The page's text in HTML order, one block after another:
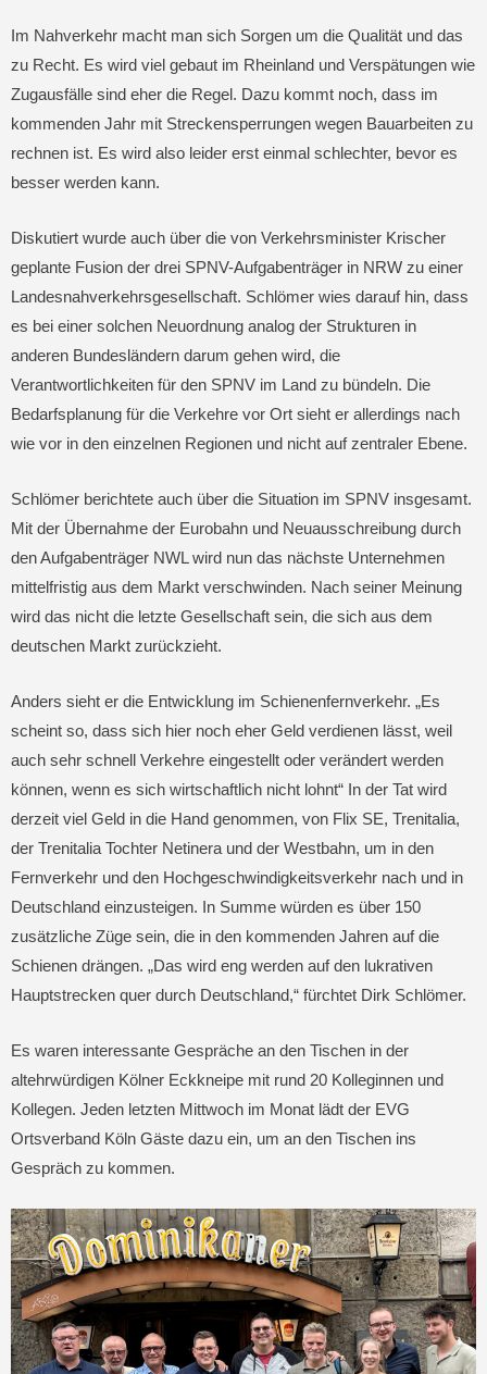
Im Nahverkehr macht man sich Sorgen um die Qualität und das
zu Recht. Es wird viel gebaut im Rheinland und Verspätungen wie
Zugausfälle sind eher die Regel. Dazu kommt noch, dass im
kommenden Jahr mit Streckensperrungen wegen Bauarbeiten zu
rechnen ist. Es wird also leider erst einmal schlechter, bevor es
besser werden kann.
Diskutiert wurde auch über die von Verkehrsminister Krischer
geplante Fusion der drei SPNV-Aufgabenträger in NRW zu einer
Landesnahverkehrsgesellschaft. Schlömer wies darauf hin, dass
es bei einer solchen Neuordnung analog der Strukturen in
anderen Bundesländern darum gehen wird, die
Verantwortlichkeiten für den SPNV im Land zu bündeln. Die
Bedarfsplanung für die Verkehre vor Ort sieht er allerdings nach
wie vor in den einzelnen Regionen und nicht auf zentraler Ebene.
Schlömer berichtete auch über die Situation im SPNV insgesamt.
Mit der Übernahme der Eurobahn und Neuausschreibung durch
den Aufgabenträger NWL wird nun das nächste Unternehmen
mittelfristig aus dem Markt verschwinden. Nach seiner Meinung
wird das nicht die letzte Gesellschaft sein, die sich aus dem
deutschen Markt zurückzieht.
Anders sieht er die Entwicklung im Schienenfernverkehr. „Es
scheint so, dass sich hier noch eher Geld verdienen lässt, weil
auch sehr schnell Verkehre eingestellt oder verändert werden
können, wenn es sich wirtschaftlich nicht lohnt“ In der Tat wird
derzeit viel Geld in die Hand genommen, von Flix SE, Trenitalia,
der Trenitalia Tochter Netinera und der Westbahn, um in den
Fernverkehr und den Hochgeschwindigkeitsverkehr nach und in
Deutschland einzusteigen. In Summe würden es über 150
zusätzliche Züge sein, die in den kommenden Jahren auf die
Schienen drängen. „Das wird eng werden auf den lukrativen
Hauptstrecken quer durch Deutschland,“ fürchtet Dirk Schlömer.
Es waren interessante Gespräche an den Tischen in der
altehrwürdigen Kölner Eckkneipe mit rund 20 Kolleginnen und
Kollegen. Jeden letzten Mittwoch im Monat lädt der EVG
Ortsverband Köln Gäste dazu ein, um an den Tischen ins
Gespräch zu kommen.